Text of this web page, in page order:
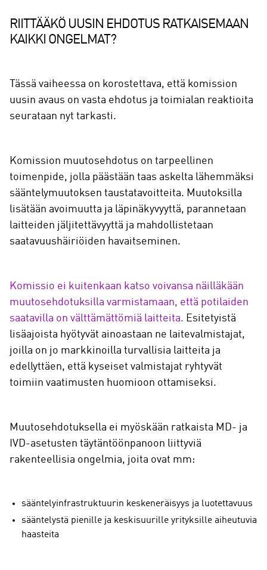
RIITTÄÄKÖ UUSIN EHDOTUS RATKAISEMAAN
KAIKKI ONGELMAT?
Tässä vaiheessa on korostettava, että komission
uusin avaus on vasta ehdotus ja toimialan reaktioita
seurataan nyt tarkasti.
Komission muutosehdotus on tarpeellinen
toimenpide, jolla päästään taas askelta lähemmäksi
sääntelymuutoksen taustatavoitteita. Muutoksilla
lisätään avoimuutta ja läpinäkyvyyttä, parannetaan
laitteiden jäljitettävyyttä ja mahdollistetaan
saatavuushäiriöiden havaitseminen.
Komissio ei kuitenkaan katso voivansa näilläkään
muutosehdotuksilla varmistamaan, että potilaiden
saatavilla on välttämättömiä laitteita. Esitetyistä
lisäajoista hyötyvät ainoastaan ne laitevalmistajat,
joilla on jo markkinoilla turvallisia laitteita ja
edellyttäen, että kyseiset valmistajat ryhtyvät
toimiin vaatimusten huomioon ottamiseksi.
Muutosehdotuksella ei myöskään ratkaista MD- ja
IVD-asetusten täytäntöönpanoon liittyviä
rakenteellisia ongelmia, joita ovat mm:
sääntelyinfrastruktuurin keskeneräisyys ja luotettavuus
sääntelystä pienille ja keskisuurille yrityksille aiheutuvia
haasteita